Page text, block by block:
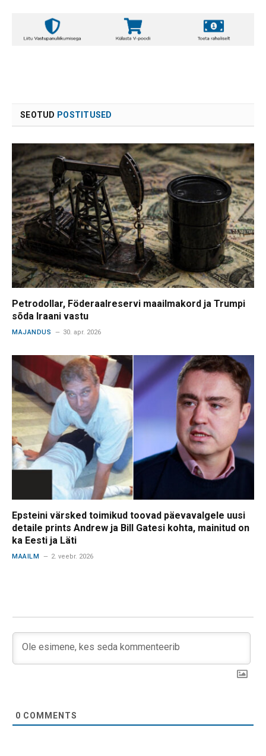
SEOTUD POSTITUSED
Petrodollar, Föderaalreservi maailmakord ja Trumpi
sõda Iraani vastu
MAJANDUS 30. apr. 2026
Epsteini värsked toimikud toovad päevavalgele uusi
detaile prints Andrew ja Bill Gatesi kohta, mainitud on
ka Eesti ja Läti
MAAILM 2. veebr. 2026
0 COMMENTS